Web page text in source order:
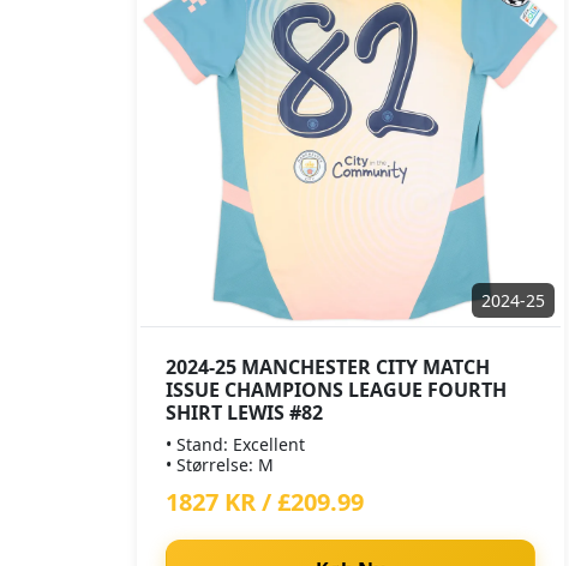
2024-25
2024-25 MANCHESTER CITY MATCH
ISSUE CHAMPIONS LEAGUE FOURTH
SHIRT LEWIS #82
• Stand: Excellent
• Størrelse: M
1827 KR / £209.99